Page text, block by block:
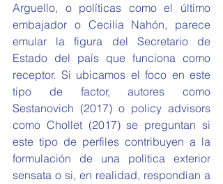
Arguello, o políticas como el último
embajador o Cecilia Nahón, parece
emular la figura del Secretario de
Estado del país que funciona como
receptor. Si ubicamos el foco en este
tipo de factor, autores como
Sestanovich (2017) o policy advisors
como Chollet (2017) se preguntan si
este tipo de perfiles contribuyen a la
formulación de una política exterior
sensata o si, en realidad, respondían a